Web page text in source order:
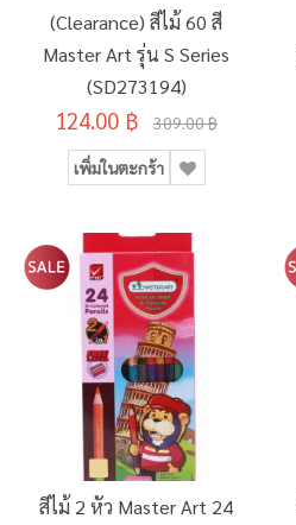
(Clearance) สีไม้ 60 สี
Master Art รุ่น S Series
(SD273194)
124.00 ฿ 309.00 ฿
เพิ่มในตะกร้า
สีไม้ 2 หัว Master Art 24